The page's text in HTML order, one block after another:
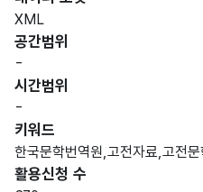
XML
공간범위
-
시간범위
-
키워드
한국문학번역원,고전자료,고전
활용신청 수